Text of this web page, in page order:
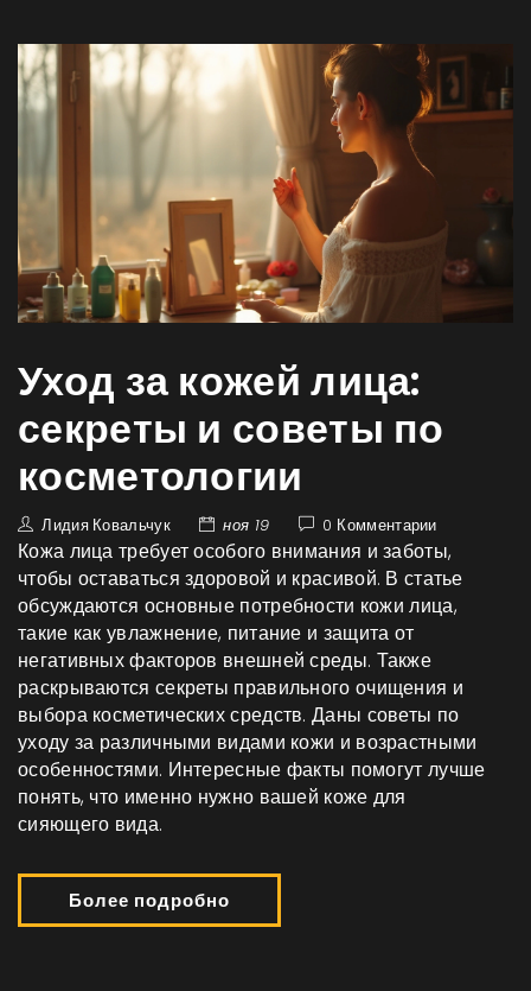
Уход за кожей лица:
секреты и советы по
косметологии
Лидия Ковальчук ноя 19 0 Комментарии
Кожа лица требует особого внимания и заботы,
чтобы оставаться здоровой и красивой. В статье
обсуждаются основные потребности кожи лица,
такие как увлажнение, питание и защита от
негативных факторов внешней среды. Также
раскрываются секреты правильного очищения и
выбора косметических средств. Даны советы по
уходу за различными видами кожи и возрастными
особенностями. Интересные факты помогут лучше
понять, что именно нужно вашей коже для
сияющего вида.
Более подробно